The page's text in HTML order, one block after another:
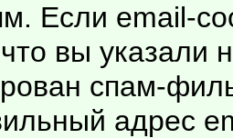
Если email-
вы указали
спам-
адрес